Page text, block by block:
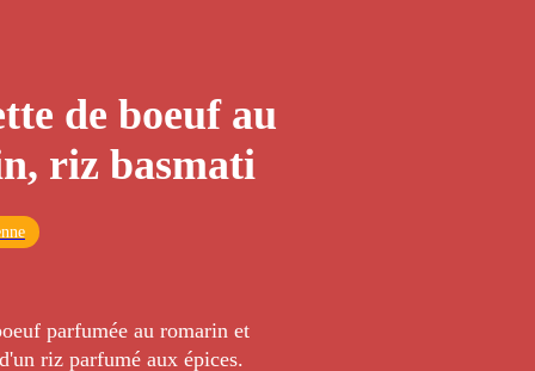
de boeuf au
riz basmati
parfumée au romarin et
riz parfumé aux épices.